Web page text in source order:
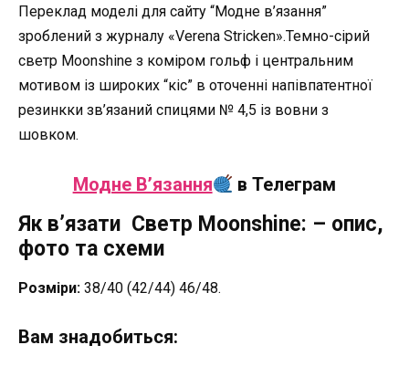
Переклад моделі для сайту “Модне в’язання”
зроблений з журналу «Verena Stricken».Темно-сірий
светр Moonshine з коміром гольф і центральним
мотивом із широких “кіс” в оточенні напівпатентної
резинкки зв’язаний спицями № 4,5 із вовни з
шовком.
Модне В’язання в Телеграм
Як в’язати Светр Moonshine: – опис,
фото та схеми
Розміри: 38/40 (42/44) 46/48.
Вам знадобиться: